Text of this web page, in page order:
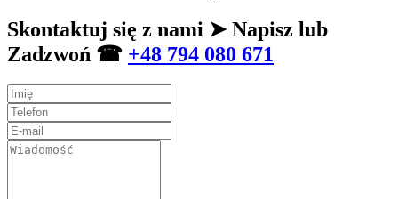
Skontaktuj się z nami ➤ Napisz lub
Zadzwoń ☎ +48 794 080 671